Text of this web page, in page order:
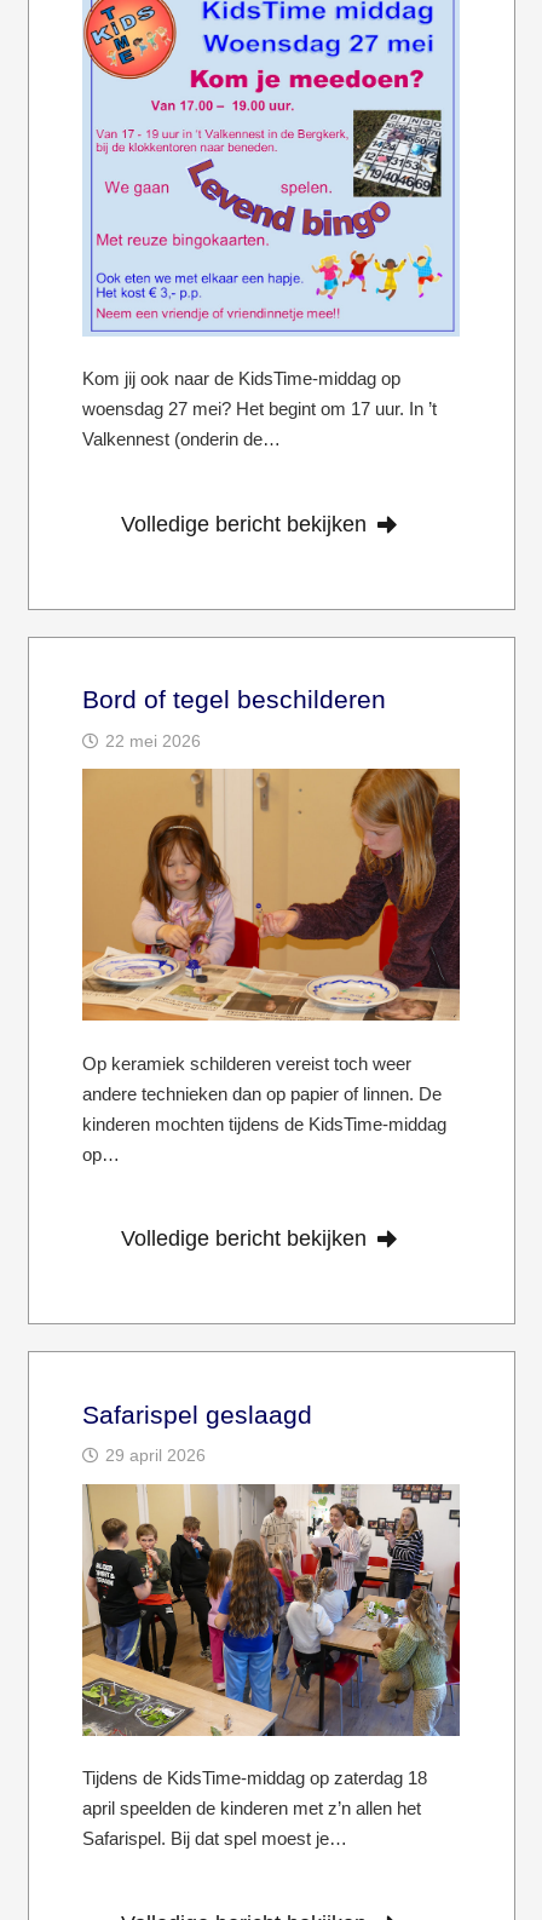
Kom jij ook naar de KidsTime-middag op
woensdag 27 mei? Het begint om 17 uur. In ’t
Valkennest (onderin de…
Volledige bericht bekijken
Bord of tegel beschilderen
22 mei 2026
Op keramiek schilderen vereist toch weer
andere technieken dan op papier of linnen. De
kinderen mochten tijdens de KidsTime-middag
op…
Volledige bericht bekijken
Safarispel geslaagd
29 april 2026
Tijdens de KidsTime-middag op zaterdag 18
april speelden de kinderen met z’n allen het
Safarispel. Bij dat spel moest je…